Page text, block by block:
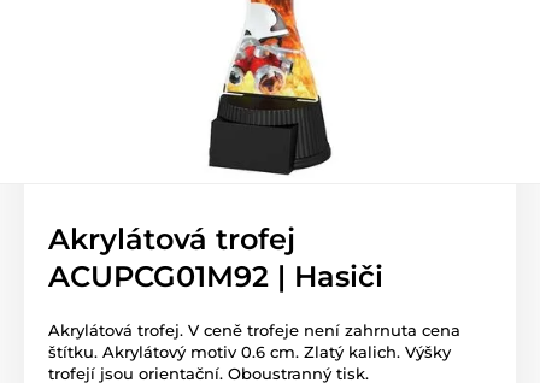
Akrylátová trofej
ACUPCG01M92 | Hasiči
Akrylátová trofej. V ceně trofeje není zahrnuta cena
štítku. Akrylátový motiv 0.6 cm. Zlatý kalich. Výšky
trofejí jsou orientační. Oboustranný tisk.